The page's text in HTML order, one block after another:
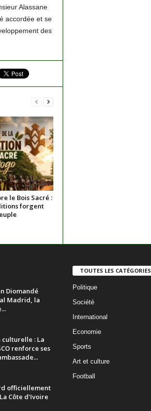
Alassane
accordée et se
des
le Bois Sacré :
forgent
Diomandé
Madrid, la
: La
renforce ses
officiellement
Côte d’Ivoire
TOUTES LES CATÉGORIES
Politique
Société
International
Economie
Sports
Art et culture
Football